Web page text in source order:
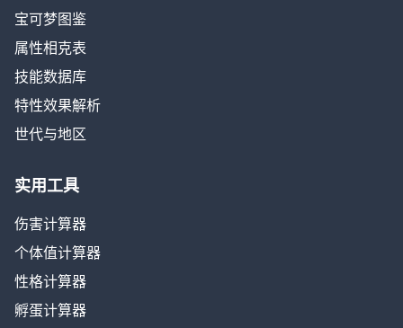
宝可梦图鉴
属性相克表
技能数据库
特性效果解析
世代与地区
实用工具
伤害计算器
个体值计算器
性格计算器
孵蛋计算器